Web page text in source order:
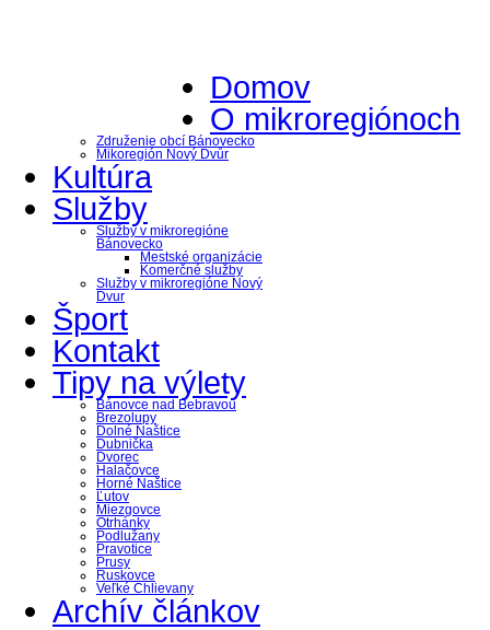
Domov
O mikroregiónoch
Združenie obcí Bánovecko
Mikoregión Nový Dvůr
Kultúra
Služby
Služby v mikroregióne
Bánovecko
Mestské organizácie
Komerčné služby
Služby v mikroregióne Nový
Dvur
Šport
Kontakt
Tipy na výlety
Bánovce nad Bebravou
Brezolupy
Dolné Naštice
Dubnička
Dvorec
Halačovce
Horné Naštice
Ľutov
Miezgovce
Otrhánky
Podlužany
Pravotice
Prusy
Ruskovce
Veľké Chlievany
Archív článkov